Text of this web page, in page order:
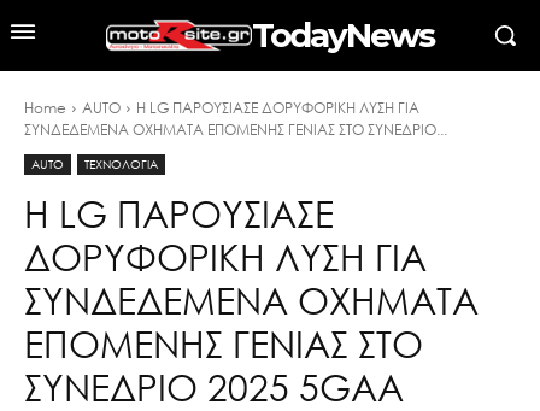
TodayNews
Home AUTO
Η LG ΠΑΡΟΥΣIΑΣΕ ΔΟΡΥΦΟΡΙKH ΛYΣH ΓΙΑ
ΣΥΝΔΕΔΕΜEΝΑ ΟΧHΜΑΤΑ ΕΠOΜΕΝΗΣ ΓΕΝΙAΣ ΣΤΟ ΣΥΝΕΔΡΙΟ...
AUTO ΤΕΧΝΟΛΟΓΙΑ
Η LG ΠΑΡΟΥΣIΑΣΕ
ΔΟΡΥΦΟΡΙKH ΛYΣH ΓΙΑ
ΣΥΝΔΕΔΕΜEΝΑ ΟΧHΜΑΤΑ
ΕΠOΜΕΝΗΣ ΓΕΝΙAΣ ΣΤΟ
ΣΥΝΕΔΡΙΟ 2025 5GAA